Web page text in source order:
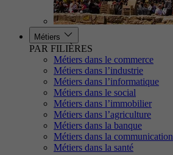
Métiers
PAR FILIÈRES
Métiers dans le commerce
Métiers dans l’industrie
Métiers dans l’informatique
Métiers dans le social
Métiers dans l’immobilier
Métiers dans l’agriculture
Métiers dans la banque
Métiers dans la communication
Métiers dans la santé